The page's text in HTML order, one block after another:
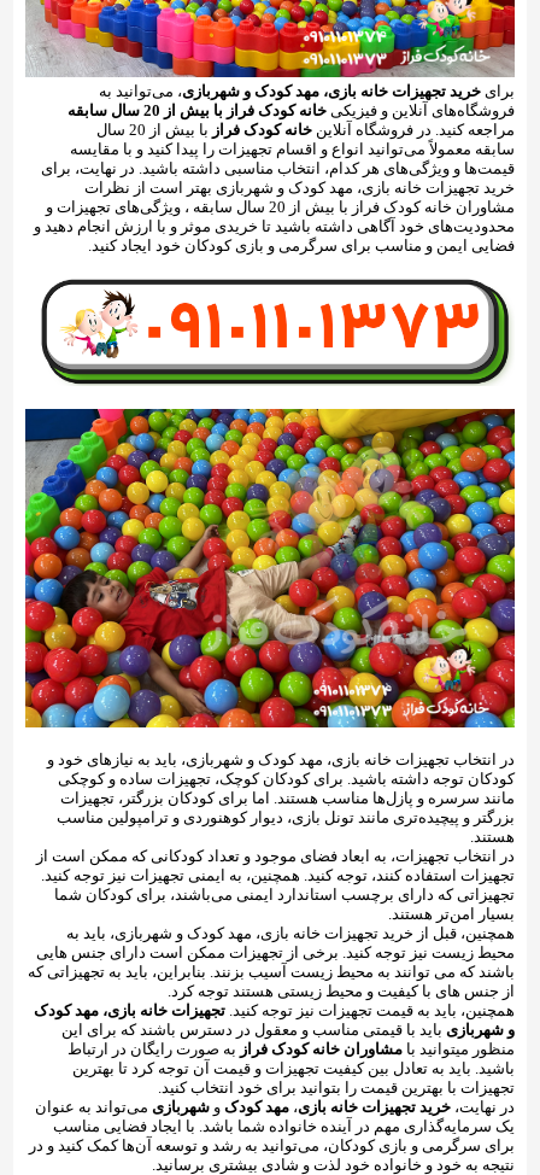
برایخرید تجهیزات خانه بازی، مهد کودک و شهربازی، می‌توانید به
فروشگاه‌های آنلاین و فیزیکیخانه کودک فراز با بیش از 20 سال سابقه
مراجعه کنید. در فروشگاه‌ آنلاین خانه کودک فراز
با بیش از 20 سال
سابقه معمولاً می‌توانید انواع و اقسام تجهیزات را پیدا کنید و با مقایسه
قیمت‌ها و ویژگی‌های هر کدام، انتخاب مناسبی داشته باشید. در نهایت، برای
خرید تجهیزات خانه بازی، مهد کودک و شهربازی بهتر است از نظرات
مشاوران خانه کودک فراز با بیش از 20 سال سابقه ، ویژگی‌های تجهیزات و
محدودیت‌های خود آگاهی داشته باشید تا خریدی موثر و با ارزش انجام دهید و
فضایی ایمن و مناسب برای سرگرمی و بازی کودکان خود ایجاد کنید.
در انتخاب تجهیزات خانه بازی، مهد کودک و شهربازی، باید به نیازهای خود و
کودکان توجه داشته باشید. برای کودکان کوچک، تجهیزات ساده و کوچکی
مانند سرسره و پازل‌ها مناسب هستند. اما برای کودکان بزرگتر، تجهیزات
بزرگتر و پیچیده‌تری مانند تونل بازی، دیوار کوهنوردی و ترامپولین مناسب
هستند.
در انتخاب تجهیزات، به ابعاد فضای موجود و تعداد کودکانی که ممکن است از
تجهیزات استفاده کنند، توجه کنید. همچنین، به ایمنی تجهیزات نیز توجه کنید.
تجهیزاتی که دارای برچسب استاندارد ایمنی می‌باشند، برای کودکان شما
بسیار امن‌تر هستند.
همچنین، قبل از خرید تجهیزات خانه بازی، مهد کودک و شهربازی، باید به
محیط زیست نیز توجه کنید. برخی از تجهیزات ممکن است دارای جنس هایی
باشند که می توانند به محیط زیست آسیب بزنند. بنابراین، باید به تجهیزاتی که
از جنس های با کیفیت و محیط زیستی هستند توجه کرد.
همچنین، باید به قیمت تجهیزات نیز توجه کنید.تجهیزات خانه بازی، مهد کودک
و شهربازی باید با قیمتی مناسب و معقول در دسترس باشند که برای این
منظور میتوانید بامشاوران خانه کودک فراز به صورت رایگان در ارتباط
باشید. باید به تعادل بین کیفیت تجهیزات و قیمت آن توجه کرد تا بهترین
تجهیزات با بهترین قیمت را بتوانید برای خود انتخاب کنید.
در نهایت،خرید تجهیزات خانه بازی،مهد کودک و شهربازی می‌تواند به عنوان
یک سرمایه‌گذاری مهم در آینده خانواده شما باشد. با ایجاد فضایی مناسب
برای سرگرمی و بازی کودکان، می‌توانید به رشد و توسعه آن‌ها کمک کنید و در
نتیجه به خود و خانواده خود لذت و شادی بیشتری برسانید.